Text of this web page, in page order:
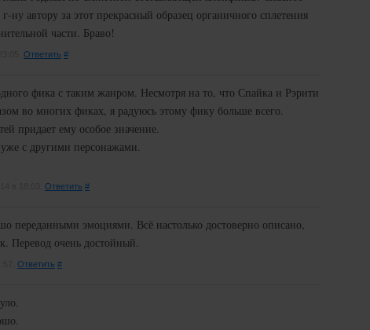
ну автору за этот прекрасный образец органичного сплетения
части. Браво!
Ответить #
фика с таким жанром. Несмотря на то, что Спайка и Рэрити
во многих фиках, я радуюсь этому фику больше всего.
придает ему особое значение.
с другими персонажами.
Ответить #
переданными эмоциями. Всё настолько достоверно описано,
Перевод очень достойный.
Ответить #
страницам - включите cookies в настройках браузера.